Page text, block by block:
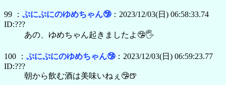
99 ： ぷにぷにのゆめちゃん🤥：2023/12/03(日) 06:58:33.74
ID:???
あの、ゆめちゃん起きましたよ🤥🖐️
100 ： ぷにぷにのゆめちゃん🤥：2023/12/03(日) 06:59:23.77
ID:???
朝から飲む酒は美味いねぇ🤥🍺